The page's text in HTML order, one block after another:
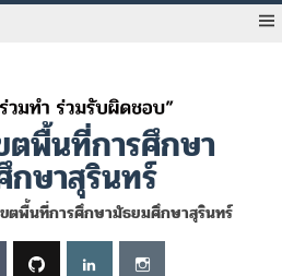
ตพื้นที่การศึกษา
ษาสุรินทร์
ตพื้นที่การศึกษามัธยมศึกษาสุรินทร์